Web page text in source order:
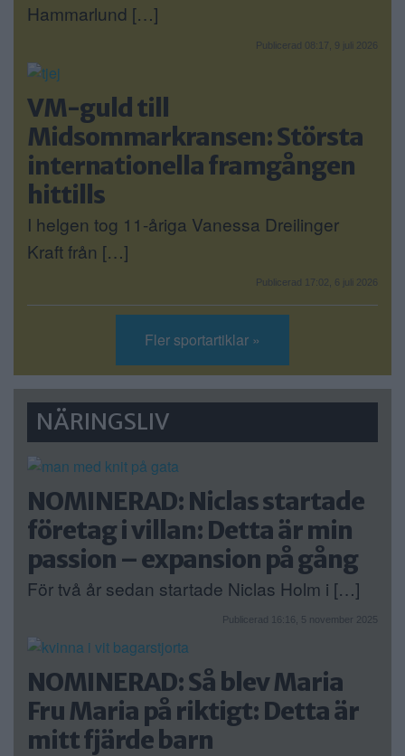
Hammarlund […]
Publicerad 08:17, 9 juli 2026
VM-guld till
Midsommarkransen: Största
internationella framgången
hittills
I helgen tog 11-åriga Vanessa Dreilinger
Kraft från […]
Publicerad 17:02, 6 juli 2026
Fler sportartiklar »
NÄRINGSLIV
NOMINERAD: Niclas startade
företag i villan: Detta är min
passion – expansion på gång
För två år sedan startade Niclas Holm i […]
Publicerad 16:16, 5 november 2025
NOMINERAD: Så blev Maria
Fru Maria på riktigt: Detta är
mitt fjärde barn